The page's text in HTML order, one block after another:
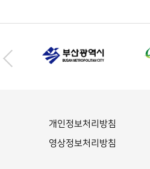
개인정보처리방침
영상정보처리방침